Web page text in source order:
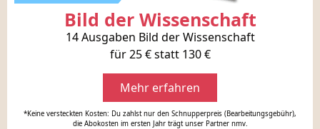
Bild der Wissenschaft
14 Ausgaben Bild der Wissenschaft
für 25 € statt 130 €
Mehr erfahren
*Keine versteckten Kosten: Du zahlst nur den Schnupperpreis (Bearbeitungsgebühr),
die Abokosten im ersten Jahr trägt unser Partner nmv.